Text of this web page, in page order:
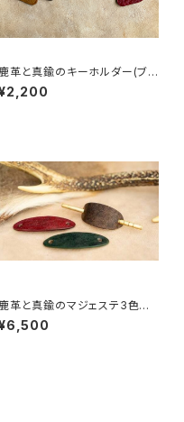
革と真鍮のキーホルダー(ブラ
ドロゴ入り)
革と真鍮のマジェステ3色セッ
（ヘアアクセサリー）